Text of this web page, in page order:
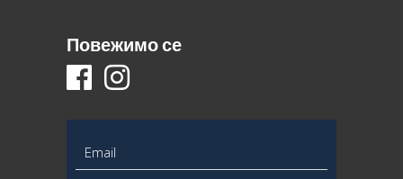
Повежимо се